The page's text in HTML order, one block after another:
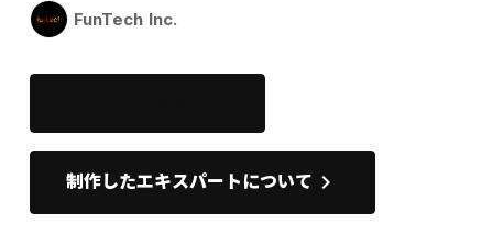
FunTech Inc.
制作したエキスパートについて keyboard_arrow_right